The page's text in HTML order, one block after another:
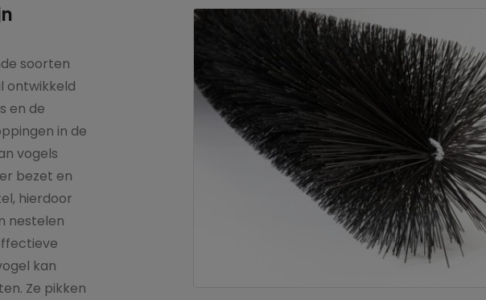
soorten
ontwikkeld
en de
in de
vogels
bezet en
hierdoor
nestelen
kan
Ze pikken